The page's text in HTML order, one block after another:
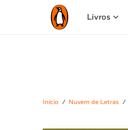
Livros
Início / Nuvem de Letras /